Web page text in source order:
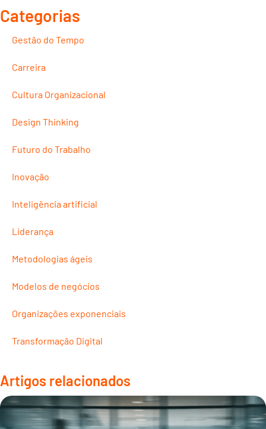
Categorias
Gestão do Tempo
Carreira
Cultura Organizacional
Design Thinking
Futuro do Trabalho
Inovação
Inteligência artificial
Liderança
Metodologias ágeis
Modelos de negócios
Organizações exponenciais
Transformação Digital
Artigos relacionados